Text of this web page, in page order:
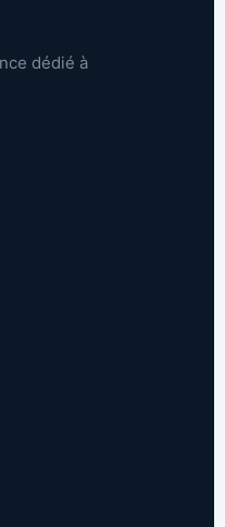
dédié à